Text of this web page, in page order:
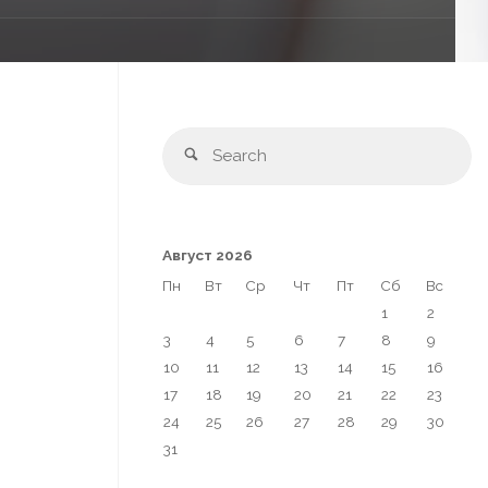
Август 2026
Пн
Вт Ср Чт Пт Сб
Вс
1
2
3
4 5 6 7 8
9
10
11 12 13 14 15
16
17
18 19 20 21 22
23
24
25 26 27 28 29
30
31